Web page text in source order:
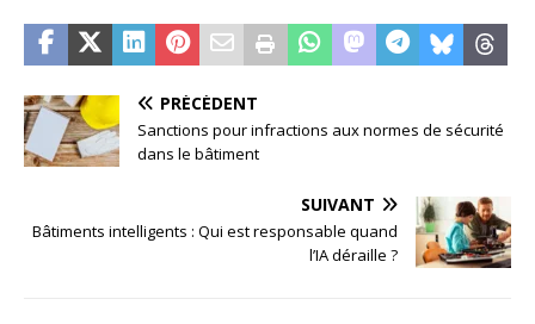
PRÉCÉDENT
Sanctions pour infractions aux normes de sécurité
dans le bâtiment
SUIVANT
Bâtiments intelligents : Qui est responsable quand
l’IA déraille ?